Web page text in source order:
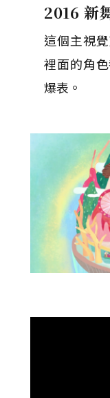
2016 新
這個主視
裡面的角
爆表。